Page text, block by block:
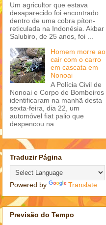
Um agricultor que estava
desaparecido foi encontrado
dentro de uma cobra píton-
reticulada na Indonésia. Akbar
Salubiro, de 25 anos, foi ...
Homem morre ao
cair com o carro
em cascata em
Nonoai
A Polícia Civil de
Nonoai e Corpo de Bombeiros
identificaram na manhã desta
sexta-feira, dia 22, um
automóvel fiat palio que
despencou na...
Traduzir Página
Powered by Translate
Previsão do Tempo